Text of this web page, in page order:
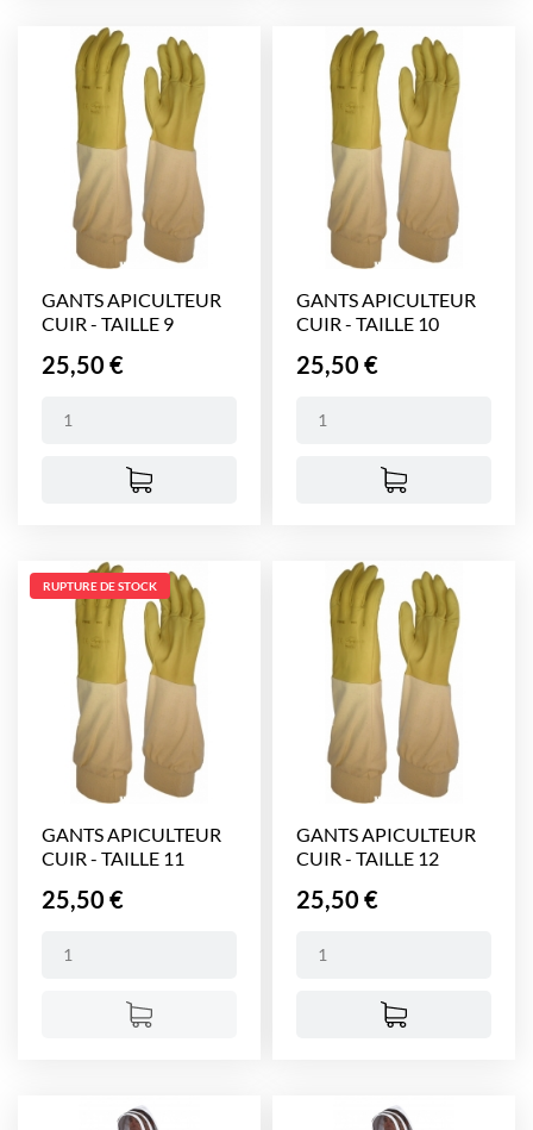
GANTS APICULTEUR
CUIR - TAILLE 9
Prix
25,50 €
GANTS APICULTEUR
CUIR - TAILLE 10
Prix
25,50 €
GANTS APICULTEUR
CUIR - TAILLE 11
Prix
25,50 €
RUPTURE DE STOCK
GANTS APICULTEUR
CUIR - TAILLE 12
Prix
25,50 €